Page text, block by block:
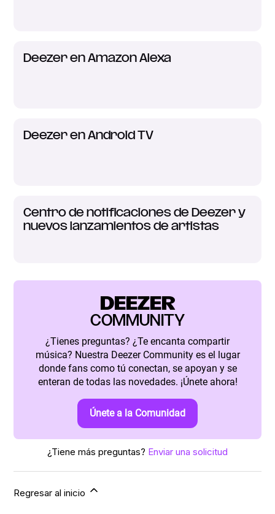
Deezer en Amazon Alexa
Deezer en Android TV
Centro de notificaciones de Deezer y
nuevos lanzamientos de artistas
DEEZER
COMMUNITY
¿Tienes preguntas? ¿Te encanta compartir
música? Nuestra Deezer Community es el lugar
donde fans como tú conectan, se apoyan y se
enteran de todas las novedades. ¡Únete ahora!
Únete a la Comunidad
¿Tiene más preguntas? Enviar una solicitud
Regresar al inicio